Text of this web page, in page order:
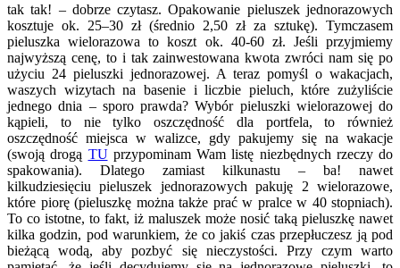
tak tak! – dobrze czytasz. Opakowanie pieluszek jednorazowych
kosztuje ok. 25–30 zł (średnio 2,50 zł za sztukę). Tymczasem
pieluszka wielorazowa to koszt ok. 40-60 zł. Jeśli przyjmiemy
najwyższą cenę, to i tak zainwestowana kwota zwróci nam się po
użyciu 24 pieluszki jednorazowej. A teraz pomyśl o wakacjach,
waszych wizytach na basenie i liczbie pieluch, które zużyliście
jednego dnia – sporo prawda? Wybór pieluszki wielorazowej do
kąpieli, to nie tylko oszczędność dla portfela, to również
oszczędność miejsca w walizce, gdy pakujemy się na wakacje
(swoją drogą TUprzypominam Wam listę niezbędnych rzeczy do
spakowania). Dlatego zamiast kilkunastu – ba! nawet
kilkudziesięciu pieluszek jednorazowych pakuję 2 wielorazowe,
które piorę (pieluszkę można także prać w pralce w 40 stopniach).
To co istotne, to fakt, iż maluszek może nosić taką pieluszkę nawet
kilka godzin, pod warunkiem, że co jakiś czas przepłuczesz ją pod
bieżącą wodą, aby pozbyć się nieczystości. Przy czym warto